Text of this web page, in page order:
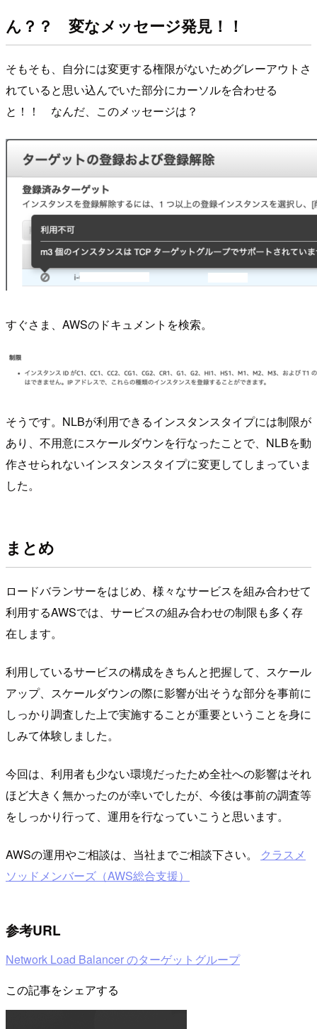
ん？？ 変なメッセージ発見！！
そもそも、自分には変更する権限がないためグレーアウトさ
れていると思い込んでいた部分にカーソルを合わせる
と！！ なんだ、このメッセージは？
すぐさま、AWSのドキュメントを検索。
そうです。NLBが利用できるインスタンスタイプには制限が
あり、不用意にスケールダウンを行なったことで、NLBを動
作させられないインスタンスタイプに変更してしまっていま
した。
まとめ
ロードバランサーをはじめ、様々なサービスを組み合わせて
利用するAWSでは、サービスの組み合わせの制限も多く存
在します。
利用しているサービスの構成をきちんと把握して、スケール
アップ、スケールダウンの際に影響が出そうな部分を事前に
しっかり調査した上で実施することが重要ということを身に
しみて体験しました。
今回は、利用者も少ない環境だったため全社への影響はそれ
ほど大きく無かったのが幸いでしたが、今後は事前の調査等
をしっかり行って、運用を行なっていこうと思います。
AWSの運用やご相談は、当社までご相談下さい。 クラスメ
ソッドメンバーズ（AWS総合支援）
参考URL
Network Load Balancer のターゲットグループ
この記事をシェアする